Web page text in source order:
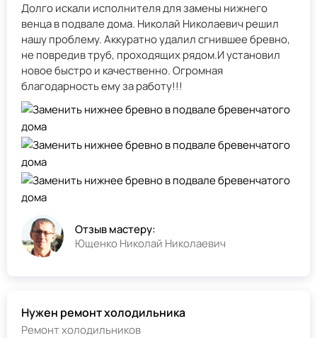
Долго искали исполнителя для замены нижнего
венца в подвале дома. Николай Николаевич решил
нашу проблему. Аккуратно удалил сгнившее бревно,
не повредив труб, проходящих рядом.И установил
новое быстро и качественно. Огромная
благодарность ему за работу!!!
Отзыв мастеру:
Ющенко Николай Николаевич
Нужен ремонт холодильника
Ремонт холодильников